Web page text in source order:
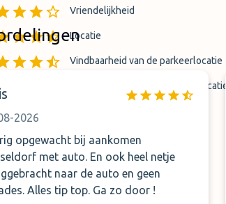
Vriendelijkheid
Locatie
Vindbaarheid van de parkeerlocatie
Vindbaarheid van overdrachtslocatie
2026
opgewacht bij aankomen
met auto. En ook heel netje
naar de auto en geen
Alles tip top. Ga zo door !